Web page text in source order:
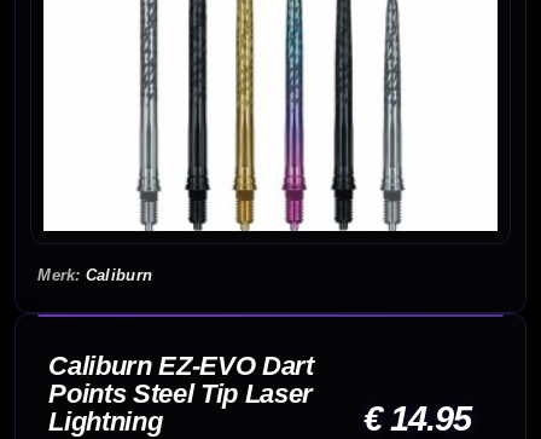
Caliburn
Caliburn EZ-EVO Dart
Points Steel Tip Laser
Lightning
€ 14.95